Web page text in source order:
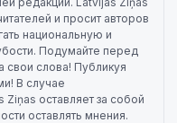
и просит авторов
национальную и
Подумайте перед
свои слова! Публикуя
В случае
оставляет за собой
оставлять мнения.